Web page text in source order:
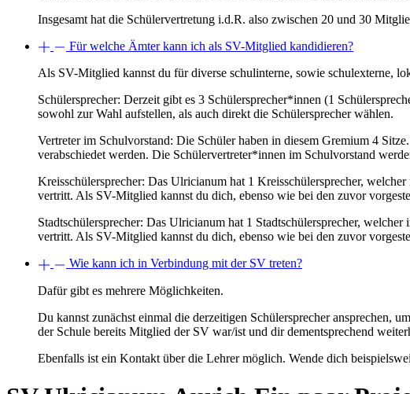
Insgesamt hat die Schülervertretung i.d.R. also zwischen 20 und 30
Für welche Ämter kann ich als SV-Mitglied kandidieren?
Als SV-Mitglied kannst du für diverse schulinterne, sowie schulexterne,
Schülersprecher: Derzeit gibt es 3 Schülersprecher*innen (1
sowohl zur Wahl aufstellen, als auch direkt die Schülersprecher wählen.
Vertreter im Schulvorstand: Die Schüler haben in diesem Gremium 4
verabschiedet werden. Die Schülervertreter*innen im Schulvorstand
Kreisschülersprecher: Das Ulricianum hat 1 Kreisschülersprecher,
vertritt. Als SV-Mitglied kannst du dich, ebenso wie bei den zuvor
Stadtschülersprecher: Das Ulricianum hat 1 Stadtschülersprecher,
vertritt. Als SV-Mitglied kannst du dich, ebenso wie bei den zuvor
Wie kann ich in Verbindung mit der SV treten?
Dafür gibt es mehrere Möglichkeiten.
Du kannst zunächst einmal die derzeitigen Schülersprecher ansprechen,
der Schule bereits Mitglied der SV war/ist und dir dementsprechend
Ebenfalls ist ein Kontakt über die Lehrer möglich. Wende dich